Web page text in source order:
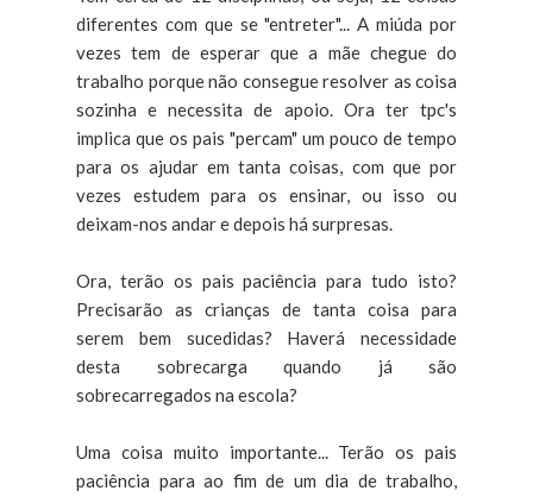
diferentes com que se "entreter"... A miúda por
vezes tem de esperar que a mãe chegue do
trabalho porque não consegue resolver as coisa
sozinha e necessita de apoio. Ora ter tpc's
implica que os pais "percam" um pouco de tempo
para os ajudar em tanta coisas, com que por
vezes estudem para os ensinar, ou isso ou
deixam-nos andar e depois há surpresas.
Ora, terão os pais paciência para tudo isto?
Precisarão as crianças de tanta coisa para
serem bem sucedidas? Haverá necessidade
desta sobrecarga quando já são
sobrecarregados na escola?
Uma coisa muito importante... Terão os pais
paciência para ao fim de um dia de trabalho,